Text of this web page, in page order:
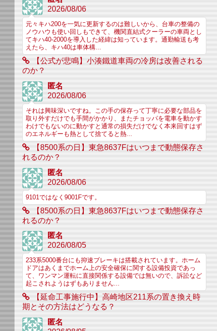
2026/08/06
元々キハ200を一気に更新するのは難しいから、台車の整備の
ノウハウも使い回しもできて、機関直結式クーラーの車両とし
てキハ40-2000を導入した経緯は知っています。通勤輸送も考
えたら、キハ40は車体構...
【公式が悲鳴】小湊鐵道車両の冷房は改善される
のか？
匿名
2026/08/06
それは興味深いですね。この手の保存って丁寧に必要な部品を
取り外すだけでも手間がかかり、またチョッパを電車を動かす
わけでもないのに動かすと通常の損失だけでなく本来回すはず
のエネルギーも熱として捨てると熱...
【8500系の日】東急8637Fはいつまで動態保存さ
れるのか？
匿名
2026/08/06
9101ではなく9001Fです。
【8500系の日】東急8637Fはいつまで動態保存さ
れるのか？
匿名
2026/08/05
233系5000番台にも抑速ブレーキは搭載されています。ホーム
ドアはあくまでホーム上の安全確保に関する設備投資であっ
て、ワンマン運転に直接関係する設備では無いので、訴訟など
起こされようはずもありません...
【延命工事施行中】高崎地区211系の置き換え時
期とその方法はどうなる？
匿名